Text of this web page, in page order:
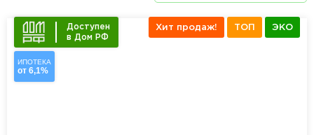
Доступен
в Дом РФ
ИПОТЕКА
от 6,1%
Хит продаж! ТОП ЭКО